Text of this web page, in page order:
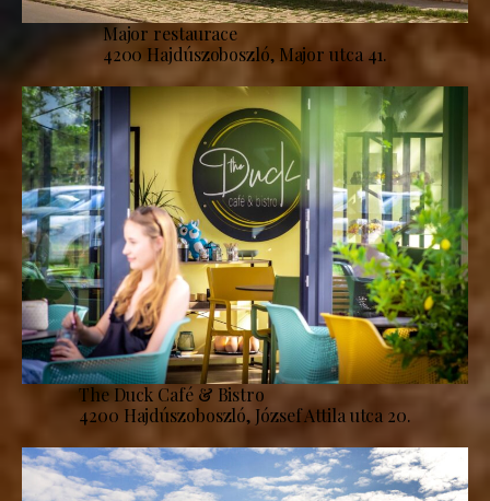
Major restaurace
4200 Hajdúszoboszló, Major utca 41.
The Duck Café & Bistro
4200 Hajdúszoboszló, József Attila utca 20.